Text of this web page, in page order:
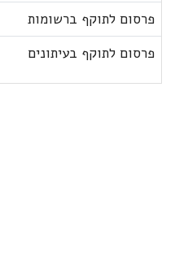
פרסום לתוקף ברשומות
פרסום לתוקף בעיתונים